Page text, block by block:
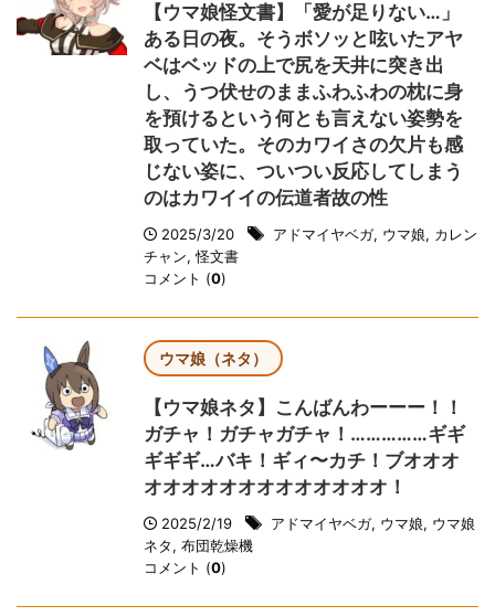
【ウマ娘怪文書】「愛が足りない…」
ある日の夜。そうボソッと呟いたアヤ
ベはベッドの上で尻を天井に突き出
し、うつ伏せのままふわふわの枕に身
を預けるという何とも言えない姿勢を
取っていた。そのカワイさの欠片も感
じない姿に、ついつい反応してしまう
のはカワイイの伝道者故の性
2025/3/20 アドマイヤベガ, ウマ娘, カレン
チャン,怪文書
コメント (0)
ウマ娘（ネタ）
【ウマ娘ネタ】こんばんわーーー！！
ガチャ！ガチャガチャ！……………ギギ
ギギギ…バキ！ギィ〜カチ！ブオオオ
オオオオオオオオオオオオオ！
2025/2/19 アドマイヤベガ, ウマ娘, ウマ娘
ネタ, 布団乾燥機
コメント (0)